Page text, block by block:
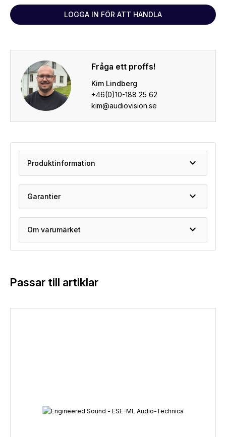
LOGGA IN FÖR ATT HANDLA
Fråga ett proffs!
Kim Lindberg
+46(0)10-188 25 62
kim@audiovision.se
Produktinformation expand_more
Garantier expand_more
Om varumärket expand_more
Passar till artiklar